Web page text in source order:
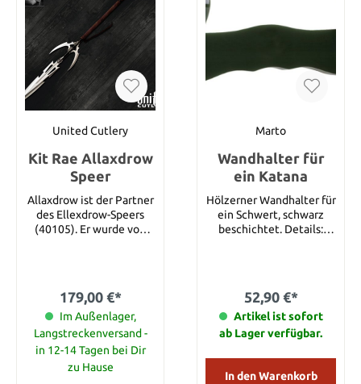
United Cutlery
Kit Rae Allaxdrow
Speer
Allaxdrow ist der Partner
des Ellexdrow-Speers
(40105). Er wurde von
Alten (aus der
Mythologie der
Schwerter der Alten).
Allaxdrow verfügt über
drei 420er
Edelstahlklingen, einen
179,00 €*
Im Außenlager,
Langstreckenversand -
in 12-14 Tagen bei Dir
zu Hause
Marto
Wandhalter für
ein Katana
Hölzerner Wandhalter für
ein Schwert, schwarz
beschichtet. Details:
52,90 €*
Artikel ist sofort
ab Lager verfügbar.
In den Warenkorb